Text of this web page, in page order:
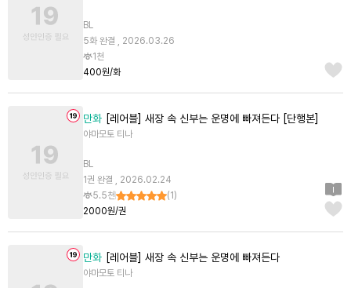
BL
5화 완결 , 2026.03.26
1천
400원/화
만화 [레어블] 새장 속 신부는 운명에 빠져든다 [단행본]
야마모토 티나
BL
1권 완결 , 2026.02.24
5.5천
(1 )
2000원/권
만화 [레어블] 새장 속 신부는 운명에 빠져든다
야마모토 티나